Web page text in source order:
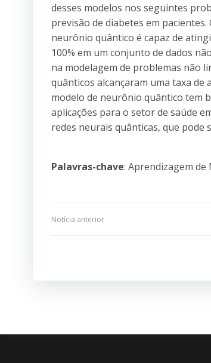
desses modelos nos seguintes
previsão de diabetes em
neurônio quântico é capaz de
100% em um conjunto de dados
na modelagem de problemas não
quânticos alcançaram uma taxa de
modelo de neurônio quântico tem
aplicações para o setor de saúde
redes neurais quânticas, que
Palavras-chave: Aprendizagem de
Navegação
Post
Notícia anterior